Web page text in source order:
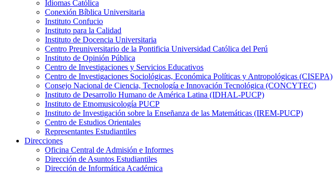
Idiomas Católica
Conexión Bíblica Universitaria
Instituto Confucio
Instituto para la Calidad
Instituto de Docencia Universitaria
Centro Preuniversitario de la Pontificia Universidad Católica del Perú
Instituto de Opinión Pública
Centro de Investigaciones y Servicios Educativos
Centro de Investigaciones Sociológicas, Económica Políticas y Antropológicas (CISEPA)
Consejo Nacional de Ciencia, Tecnología e Innovación Tecnológica (CONCYTEC)
Instituto de Desarrollo Humano de América Latina (IDHAL-PUCP)
Instituto de Etnomusicología PUCP
Instituto de Investigación sobre la Enseñanza de las Matemáticas (IREM-PUCP)
Centro de Estudios Orientales
Representantes Estudiantiles
Direcciones
Oficina Central de Admisión e Informes
Dirección de Asuntos Estudiantiles
Dirección de Informática Académica